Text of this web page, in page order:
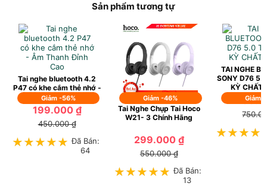
Sản phẩm tương tự
Giảm -56%
Tai nghe bluetooth 4.2
P47 có khe cắm thẻ nhớ -
Âm Thanh Đỉnh Cao
199.000 ₫
450.000 ₫
★★★★★
★★★★★ Đã Bán:
64
Giảm -46%
Tai Nghe Chụp Tai Hoco
W21- 3 Chính Hãng
299.000 ₫
550.000 ₫
★★★★★
★★★★★ Đã Bán:
13
Giảm
TAI NGHE
SONY D76
KỲ CHẤT